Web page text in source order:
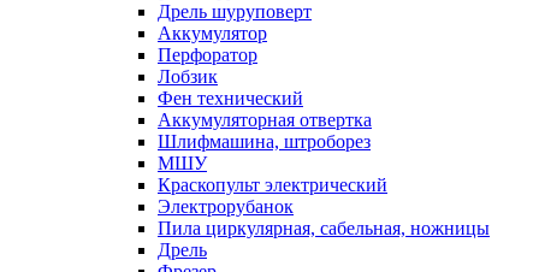
Дрель шуруповерт
Аккумулятор
Перфоратор
Лобзик
Фен технический
Аккумуляторная отвертка
Шлифмашина, штроборез
МШУ
Краскопульт электрический
Электрорубанок
Пила циркулярная, сабельная, ножницы
Дрель